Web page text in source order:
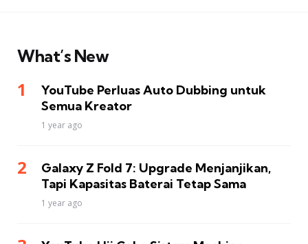
What’s New
YouTube Perluas Auto Dubbing untuk
Semua Kreator
1 year ago
Galaxy Z Fold 7: Upgrade Menjanjikan,
Tapi Kapasitas Baterai Tetap Sama
1 year ago